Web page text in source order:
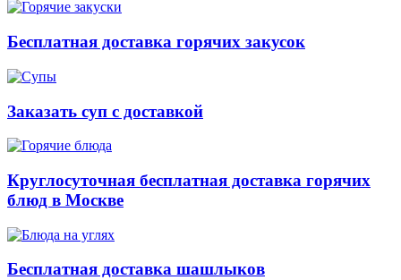
Бесплатная доставка горячих закусок
Заказать суп с доставкой
Круглосуточная бесплатная доставка горячих
блюд в Москве
Бесплатная доставка шашлыков